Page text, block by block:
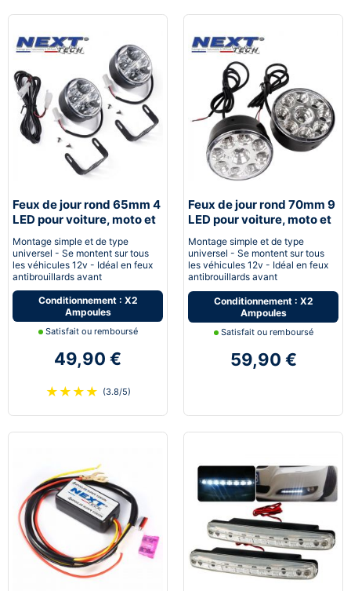
Feux de jour rond 65mm 4
LED pour voiture, moto et
Montage simple et de type
universel - Se montent sur tous
les véhicules 12v - Idéal en feux
antibrouillards avant
Conditionnement : X2
Ampoules
Satisfait ou remboursé
49,90 €
★ ★ ★ ★ (3.8/5)
Feux de jour rond 70mm 9
LED pour voiture, moto et
Montage simple et de type
universel - Se montent sur tous
les véhicules 12v - Idéal en feux
antibrouillards avant
Conditionnement : X2
Ampoules
Satisfait ou remboursé
59,90 €